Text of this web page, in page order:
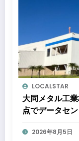
LOCALSTAR
大同メタル工
点でデータセ
受の生産能力
の生産コミッ
2026年8月5日